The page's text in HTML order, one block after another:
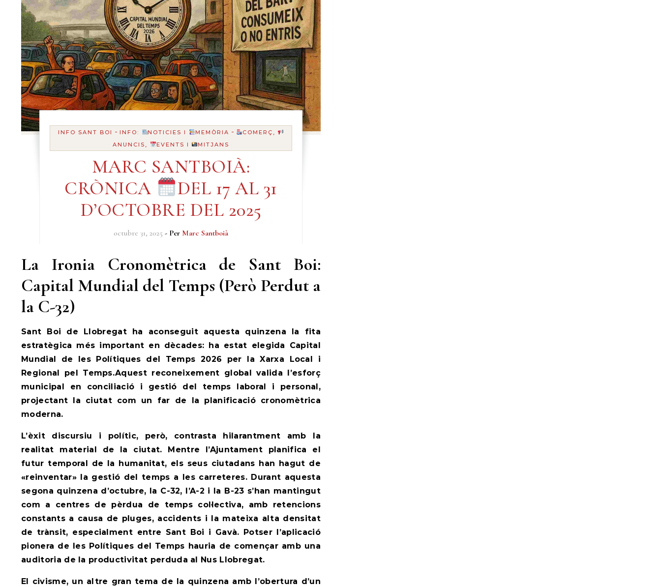
INFO SANT BOI - INFO: NOTICIES I MEMÒRIA -
COMERÇ,
ANUNCIS,
EVENTS I MITJANS
MARC SANTBOIÀ:
CRÒNICA
DEL 17 AL 31
D’OCTOBRE DEL 2025
octubre 31, 2025 - Per Marc Santboià
La Ironia Cronomètrica de Sant Boi:
Capital Mundial del Temps (Però Perdut a
la C-32)
Sant Boi de Llobregat ha aconseguit aquesta quinzena la fita
estratègica més important en dècades: ha estat elegida Capital
Mundial de les Polítiques del Temps 2026 per la Xarxa Local i
Regional pel Temps.Aquest reconeixement global valida l’esforç
municipal en conciliació i gestió del temps laboral i personal,
projectant la ciutat com un far de la planificació cronomètrica
moderna.
L’èxit discursiu i polític, però, contrasta hilarantment amb la
realitat material de la ciutat. Mentre l’Ajuntament planifica el
futur temporal de la humanitat, els seus ciutadans han hagut de
«reinventar» la gestió del temps a les carreteres. Durant aquesta
segona quinzena d’octubre, la C-32, l’A-2 i la B-23 s’han mantingut
com a centres de pèrdua de temps col·lectiva, amb retencions
constants a causa de pluges, accidents i la mateixa alta densitat
de trànsit, especialment entre Sant Boi i Gavà. Potser l’aplicació
pionera de les Polítiques del Temps hauria de començar amb una
auditoria de la productivitat perduda al Nus Llobregat.
El civisme, un altre gran tema de la quinzena amb l’obertura d’un